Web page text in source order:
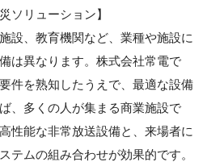
ソリューション】
設、教育機関など、業種や施設に
は異なります。株式会社常電で
件を熟知したうえで、最適な設備
、多くの人が集まる商業施設で
性能な非常放送設備と、来場者に
テムの組み合わせが効果的です。